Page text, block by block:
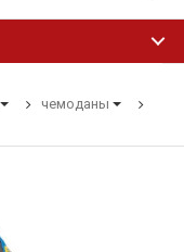
чемоданы